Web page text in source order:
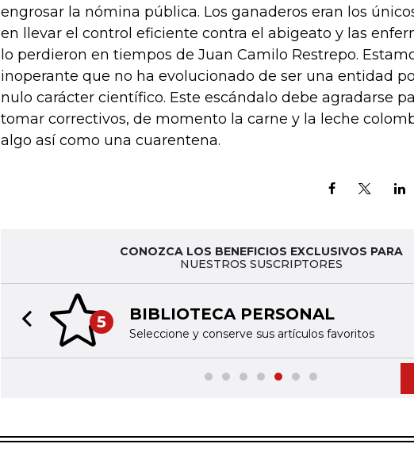
engrosar la nómina pública. Los ganaderos eran los
en llevar el control eficiente contra el abigeato y las
lo perdieron en tiempos de Juan Camilo Restrepo.
inoperante que no ha evolucionado de ser una entidad
nulo carácter científico. Este escándalo debe agradarse
tomar correctivos, de momento la carne y la leche
algo así como una cuarentena.
CONOZCA LOS BENEFICIOS EXCLUSIVOS PARA
NUESTROS SUSCRIPTORES
5 BIBLIOTECA PERSONAL
Seleccione y conserve sus artículos favoritos
Previous slide